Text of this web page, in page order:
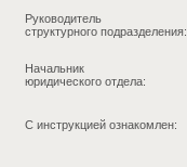
Руководитель
структурного подразделения:
Начальник
юридического отдела:
С инструкцией ознакомлен: